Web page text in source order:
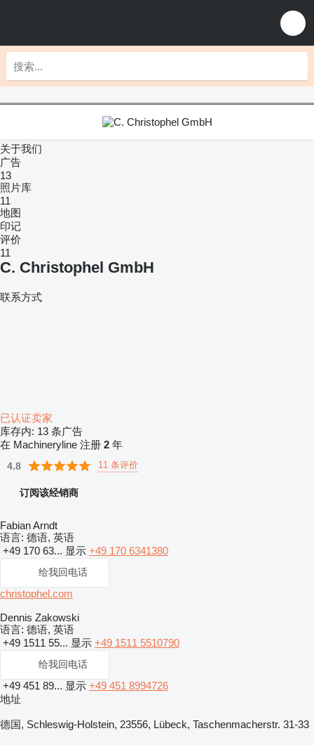
关于我们
广告
13
照片库
11
地图
印记
评价
11
C. Christophel GmbH
联系方式
已认证卖家
库存内: 13 条广告
在 Machineryline 注册 2 年
4.8 11 条评价
订阅该经销商
Fabian Arndt
语言: 德语, 英语
+49 170 63... 显示 +49 170 6341380
给我回电话
christophel.com
Dennis Zakowski
语言: 德语, 英语
+49 1511 55... 显示 +49 1511 5510790
给我回电话
+49 451 89... 显示 +49 451 8994726
地址
德国, Schleswig-Holstein, 23556, Lübeck, Taschenmacherstr. 31-33